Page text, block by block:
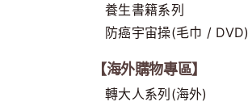
養生書籍系列
防癌宇宙操(毛巾 / DVD)
【海外購物專區】
轉大人系列(海外)